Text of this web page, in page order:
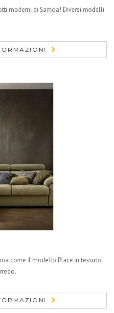
moderni di Samoa! Diversi modelli
come il modello Place in tessuto,